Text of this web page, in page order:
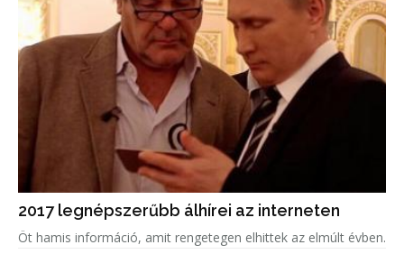
2017 legnépszerűbb álhírei az interneten
Öt hamis információ, amit rengetegen elhittek az elmúlt évben.